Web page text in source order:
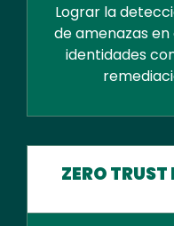
Lograr la
de amenazas
identidades
ZERO